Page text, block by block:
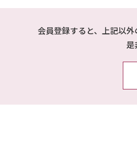
会員登録すると、上記以
是